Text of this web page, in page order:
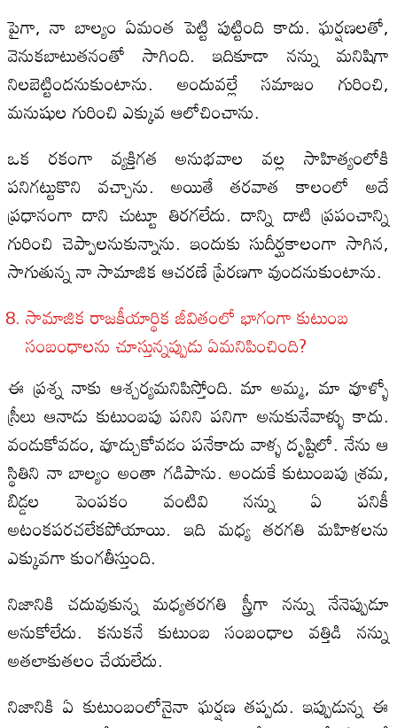
పైగా, నా బాల్యం ఏమంత పెట్టి పుట్టింది కాదు. ఘర్షణలతో,
వెనుకబాటుతనంతో సాగింది. ఇదికూడా నన్ను మనిషిగా
నిలబెట్టిందనుకుంటాను. అందువల్లే సమాజం గురించి,
మనుషుల గురించి ఎక్కువ ఆలోచించాను.
ఒక రకంగా వ్యక్తిగత అనుభవాల వల్ల సాహిత్యంలోకి
పనిగట్టుకొని వచ్చాను. అయితే తరవాత కాలంలో అదే
ప్రధానంగా దాని చుట్టూ తిరగలేదు. దాన్ని దాటి ప్రపంచాన్ని
గురించి చెప్పాలనుకున్నాను. ఇందుకు సుదీర్ఘకాలంగా సాగిన,
సాగుతున్న నా సామాజిక ఆచరణే ప్రేరణగా వుందనుకుంటాను.
సామాజిక రాజకీయార్థిక జీవితంలో భాగంగా కుటుంబ
సంబంధాలను చూస్తున్నప్పుడు ఏమనిపించింది?
ఈ ప్రశ్న నాకు ఆశ్చర్యమనిపిస్తోంది. మా అమ్మ, మా వూళ్ళో
స్రీలు ఆనాడు కుటుంబపు పనిని పనిగా అనుకునేవాళ్ళు కాదు.
వండుకోవడం, వూడ్చుకోవడం పనేకాదు వాళ్ళ దృష్టిలో. నేను ఆ
స్థితిని నా బాల్యం అంతా గడిపాను. అందుకే కుటుంబపు శ్రమ,
బిడ్డల పెంపకం వంటివి నన్ను ఏ పనికీ
అటంకపరచలేకపోయాయి. ఇది మధ్య తరగతి మహిళలను
ఎక్కువగా కుంగతీస్తుంది.
నిజానికి చదువుకున్న మధ్యతరగతి స్త్రీగా నన్ను నేనెప్పుడూ
అనుకోలేదు. కనుకనే కుటుంబ సంబంధాల వత్తిడి నన్ను
అతలాకుతలం చేయలేదు.
నిజానికి ఏ కుటుంబంలోనైనా ఘర్షణ తప్పదు. ఇప్పుడున్న ఈ